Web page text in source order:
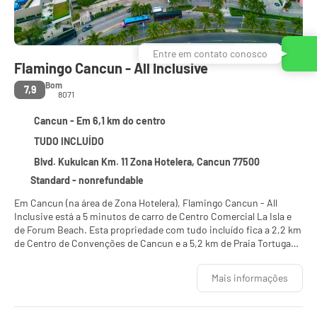
Flamingo Cancun - All Inclusive
7,9
Bom
8071
Cancun - Em 6,1 km do centro
TUDO INCLUÍDO
Blvd. Kukulcan Km. 11 Zona Hotelera, Cancun 77500
Standard - nonrefundable
Em Cancun (na área de Zona Hotelera), Flamingo Cancun - All
Inclusive está a 5 minutos de carro de Centro Comercial La Isla e
de Forum Beach. Esta propriedade com tudo incluído fica a 2,2 km
de Centro de Convenções de Cancun e a 5,2 km de Praia Tortugas.
Relaxe em uma das 2 piscinas externas ou aproveite outras
instalações recreativas, que incluem uma academia. esta
como Wi-Fi de cortesia, serviços de concierge e loja de
Mais informações
Entre em contato conosco